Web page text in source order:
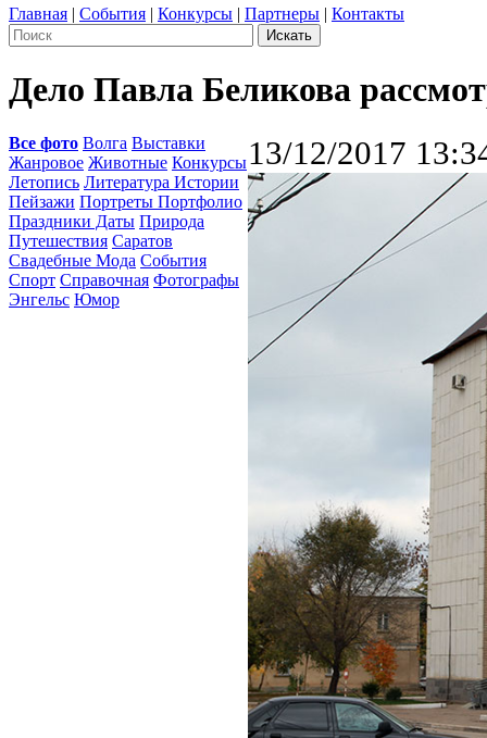
Главная | События | Конкурсы | Партнеры | Контакты
Дело Павла Беликова
Все фото Волга Выставки
Жанровое Животные Конкурсы
Летопись Литература Истории
Пейзажи Портреты Портфолио
Праздники Даты Природа
Путешествия Саратов
Свадебные Мода События
Спорт Справочная Фотографы
Энгельс Юмор
13/12/2017